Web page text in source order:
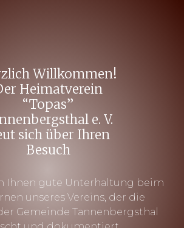
Willkommen!
Heimatverein
“Topas”
e. V.
sich über Ihren
Besuch
Ihnen gute Unterhaltung beim
unseres Vereins, der die
Gemeinde Tannenbergsthal